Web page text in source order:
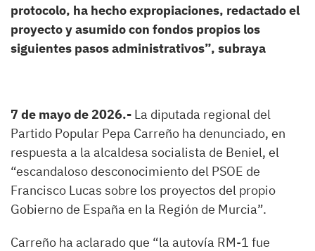
protocolo, ha hecho expropiaciones, redactado el
proyecto y asumido con fondos propios los
siguientes pasos administrativos”, subraya
7 de mayo de 2026.- La diputada regional del
Partido Popular Pepa Carreño ha denunciado, en
respuesta a la alcaldesa socialista de Beniel, el
“escandaloso desconocimiento del PSOE de
Francisco Lucas sobre los proyectos del propio
Gobierno de España en la Región de Murcia”.
Carreño ha aclarado que “la autovía RM-1 fue